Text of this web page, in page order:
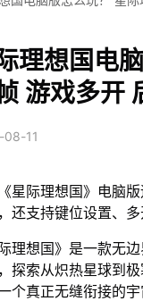
理想国电
游戏多开
08-11
星际理想国》电脑
还支持键位设置、
际理想国》是一款无
探索从炽热星球到
个真正无缝衔接的宇